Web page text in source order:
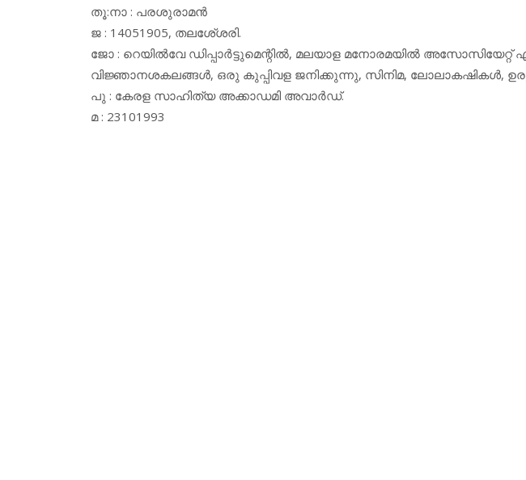
തൂ:നാ : പരശുരാമന്‍
ജ : 14051905, തലശേ്ശരി.
ജോ : റെയില്‍വേ ഡിപ്പാര്‍ട്ടുമെന്റില്‍, മലയാള മനോരമയില്‍ അസോസിയേറ്റ്
വിജ്ഞാനശകലങ്ങള്‍, ഒരു കുപ്പിവള ജനിക്കുന്നു, സിനിമ, ലോലാകഷികള്‍,
പു : കേരള സാഹിത്യ അക്കാഡമി അവാര്‍ഡ്.
മ : 23101993